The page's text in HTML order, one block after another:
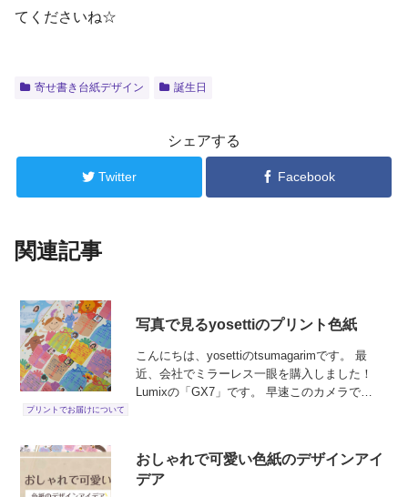
てくださいね☆
寄せ書き台紙デザイン 誕生日
シェアする
Twitter Facebook
関連記事
プリントでお届けについて
写真で見るyosettiのプリント色紙
こんにちは、yosettiのtsumagarimです。 最
近、会社でミラーレス一眼を購入しました！
Lumixの「GX7」です。 早速このカメラで
おしゃれで可愛い色紙のデザインアイ
デア